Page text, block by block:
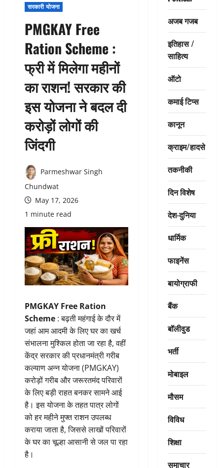
सरकारी योजना
PMGKAY Free
Ration Scheme :
फ्री में मिलेगा महीनों
का राशन! सरकार की
इस योजना ने बदल दी
करोड़ों लोगों की
जिंदगी
Parmeshwar Singh
Chundwat
May 17, 2026
1 minute read
PMGKAY Free Ration
Scheme : बढ़ती महंगाई के दौर में
जहां आम आदमी के लिए घर का खर्च
संभालना मुश्किल होता जा रहा है, वहीं
केंद्र सरकार की प्रधानमंत्री गरीब
कल्याण अन्न योजना (PMGKAY)
करोड़ों गरीब और जरूरतमंद परिवारों
के लिए बड़ी राहत बनकर सामने आई
है। इस योजना के तहत पात्र लोगों
को हर महीने मुफ्त राशन उपलब्ध
कराया जाता है, जिससे लाखों परिवारों
के घर का चूल्हा आसानी से जल पा रहा
है।
अजब गजब
इतिहास /
साहित्य
ऑटो
कमाई टिप्स
कानून
क्राइम/हादसे
तकनीकी
दिन विशेष
देश-दुनिया
धार्मिक
फाइनेंस
बायोग्राफी
बैंक
बॉलीवुड
भर्ती
मोबाइल
मौसम
विविध
शिक्षा
समाचार